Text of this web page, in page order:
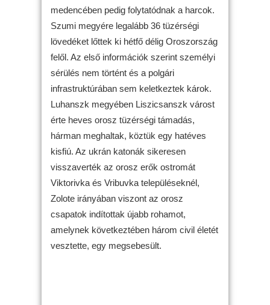
medencében pedig folytatódnak a harcok.
Szumi megyére legalább 36 tüzérségi
lövedéket lőttek ki hétfő délig Oroszország
felől. Az első információk szerint személyi
sérülés nem történt és a polgári
infrastruktúrában sem keletkeztek károk.
Luhanszk megyében Liszicsanszk várost
érte heves orosz tüzérségi támadás,
hárman meghaltak, köztük egy hatéves
kisfiú. Az ukrán katonák sikeresen
visszaverték az orosz erők ostromát
Viktorivka és Vribuvka településeknél,
Zolote irányában viszont az orosz
csapatok indítottak újabb rohamot,
amelynek következtében három civil életét
vesztette, egy megsebesült.